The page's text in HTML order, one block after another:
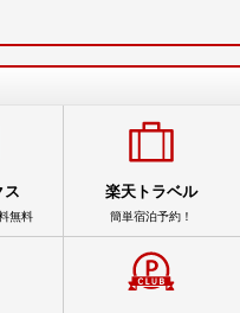
ス
無料
楽天トラベル
簡単宿泊予約！